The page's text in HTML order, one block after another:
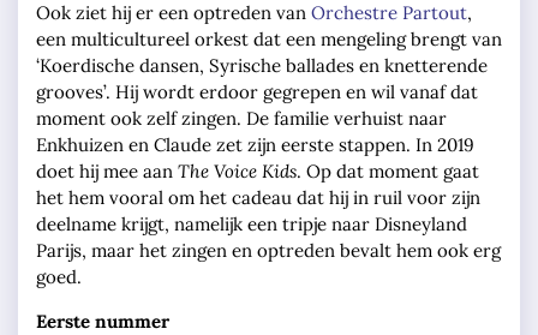
Ook ziet hij er een optreden van Orchestre Partout,
een multicultureel orkest dat een mengeling brengt van
‘Koerdische dansen, Syrische ballades en knetterende
grooves’. Hij wordt erdoor gegrepen en wil vanaf dat
moment ook zelf zingen. De familie verhuist naar
Enkhuizen en Claude zet zijn eerste stappen. In 2019
doet hij mee aan The Voice Kids. Op dat moment gaat
het hem vooral om het cadeau dat hij in ruil voor zijn
deelname krijgt, namelijk een tripje naar Disneyland
Parijs, maar het zingen en optreden bevalt hem ook erg
goed.
Eerste nummer